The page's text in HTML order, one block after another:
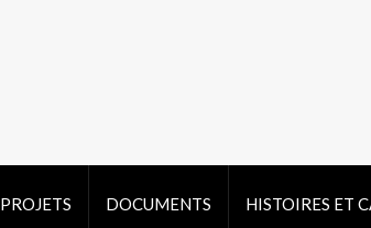
PROJETS DOCUMENTS HISTOIRES ET